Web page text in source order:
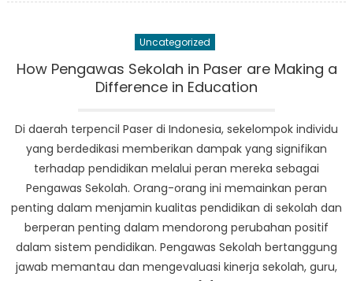
Sekolah
Siswa
Menuju
Uncategorized
How Pengawas Sekolah in Paser are Making a
Difference in Education
Di daerah terpencil Paser di Indonesia, sekelompok individu
yang berdedikasi memberikan dampak yang signifikan
terhadap pendidikan melalui peran mereka sebagai
Pengawas Sekolah. Orang-orang ini memainkan peran
penting dalam menjamin kualitas pendidikan di sekolah dan
berperan penting dalam mendorong perubahan positif
dalam sistem pendidikan. Pengawas Sekolah bertanggung
jawab memantau dan mengevaluasi kinerja sekolah, guru,